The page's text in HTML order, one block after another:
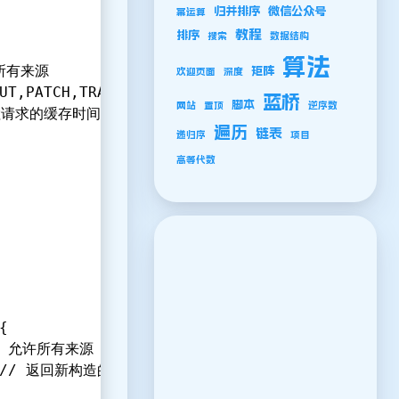
幂运算 归并排序 微信公众号
排序 搜索 教程 数据结构
欢迎页面 深度 矩阵 算法
网站 置顶 脚本 蓝桥 逆序数
递归序 遍历 链表 项目
高等代数
来源
// 允许的
的缓存时间
许所有来源
回新构造的响应